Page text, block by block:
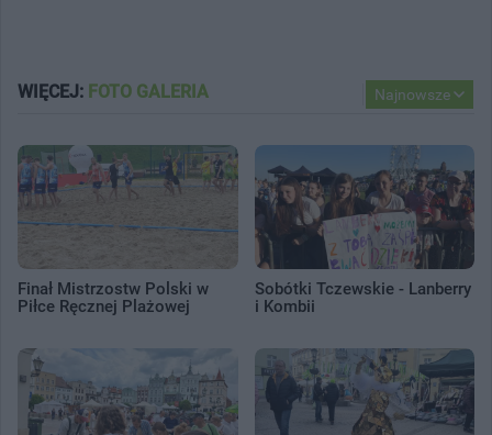
Najnowsze
WIĘCEJ: FOTO GALERIA
Finał Mistrzostw Polski w
Piłce Ręcznej Plażowej
Sobótki Tczewskie - Lanberry
i Kombii